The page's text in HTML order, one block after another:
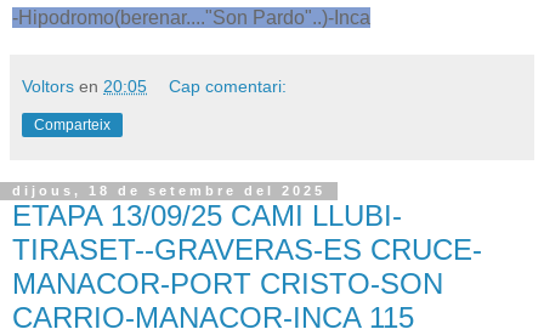
-Hipodromo(berenar...."Son Pardo"..)-Inca
Voltors en 20:05 Cap comentari:
Comparteix
dijous, 18 de setembre del 2025
ETAPA 13/09/25 CAMI LLUBI-
TIRASET--GRAVERAS-ES CRUCE-
MANACOR-PORT CRISTO-SON
CARRIO-MANACOR-INCA 115